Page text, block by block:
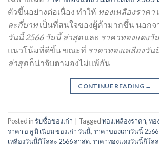
ตัวขึ้นอย่างต่อเนื่อง ทำให้ ทองเหลืองราคา
ละกี่บาทเป็นที่สนใจของผู้ค้ามากขึ้น นอกจ
วันนี้ 2566 วันนี้ ล่าสุดและ ราคาทองแดงวั
แนวโน้มที่ดีขึ้น ขณะที่ ราคาทองเหลืองวัน
ล่าสุดก็น่าจับตามองไม่แพ้กัน
CONTINUE READING →
Posted inรับซื้อของเก่า Taggedทองเหลืองราคา,ทอ
ราคา อ ลู มิ เนียม ของเก่า วันนี้,ราคาของเก่าวันนี้
เหลืองวันนี้กิโลละ 2566 ล่าสุด,ราคาทองแดงวันนี้กิโล